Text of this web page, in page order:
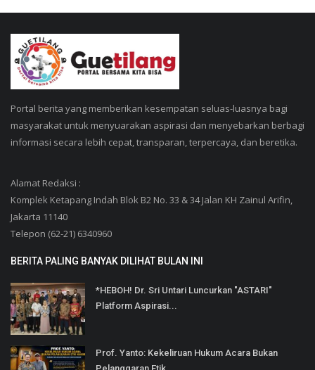
Portal berita yang memberikan kesempatan seluas-luasnya bagi
masyarakat untuk menyuarakan aspirasi dan menyebarkan berbagi
informasi secara lebih cepat, transparan, terpercaya, dan beretika.
Alamat Redaksi :
Komplek Ketapang Indah Blok B2 No. 33 & 34 Jalan KH Zainul Arifin,
Jakarta 11140
Telepon (62-21) 6340960
BERITA PALING BANYAK DILIHAT BULAN INI
*HEBOH! Dr. Sri Untari Luncurkan "ASTARI"
Platform Aspirasi...
Prof. Yanto: Kekeliruan Hukum Acara Bukan